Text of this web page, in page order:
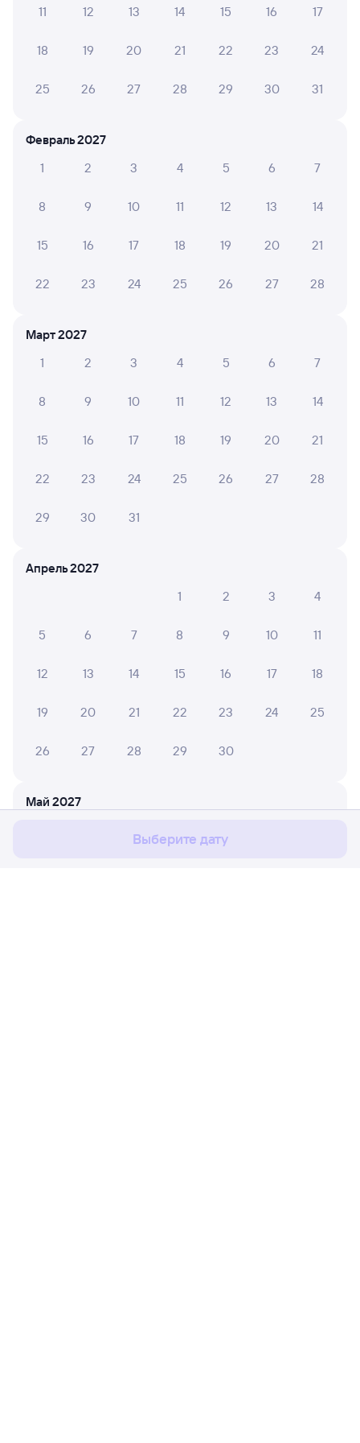
А ещё здесь можно найти
Обратные билеты из Залари в Тимлюй
Отели
11 12 13 14 15 16 17
18 19 20 21 22 23 24
25 26 27 28 29 30 31
Февраль 2027
1
2 3 4 5 6 7
8 9 10 11 12 13 14
15 16 17 18 19 20 21
22 23 24 25 26 27 28
Март 2027
1
2 3 4 5 6 7
8 9 10 11 12 13 14
15 16 17 18 19 20 21
22 23 24 25 26 27 28
29 30 31
Апрель 2027
1
2 3 4
5 6 7 8 9 10 11
12 13 14 15 16 17 18
19 20 21 22 23 24 25
26 27 28 29 30
Май 2027
Выберите дату